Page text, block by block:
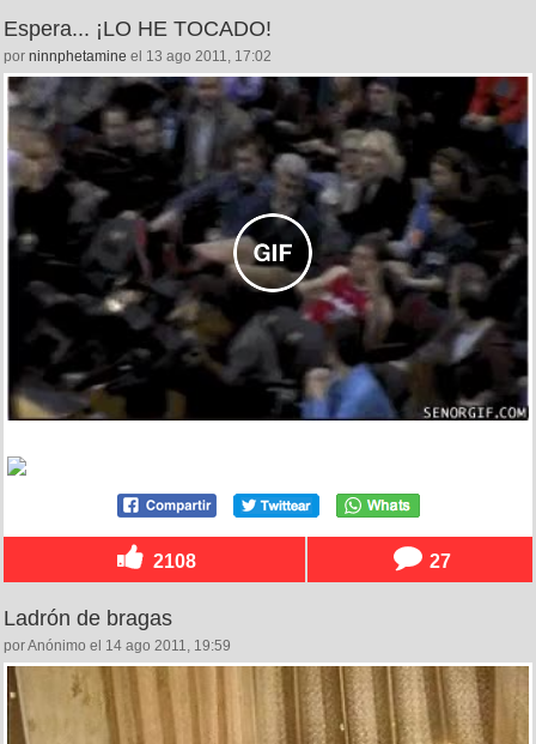
Espera... ¡LO HE TOCADO!
por ninnphetamine el 13 ago 2011, 17:02
2108 27
Ladrón de bragas
por Anónimo el 14 ago 2011, 19:59